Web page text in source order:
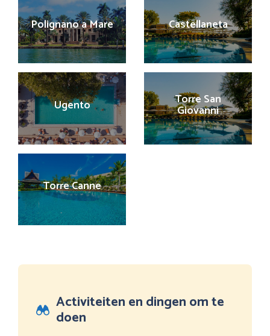
Polignano a Mare Castellaneta
Ugento Torre San
Giovanni
Torre Canne
Activiteiten en dingen om te
doen